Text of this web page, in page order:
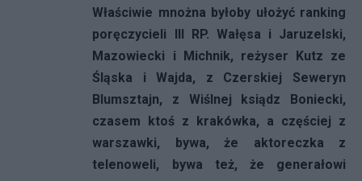
Właściwie mnożna byłoby ułożyć ranking
poręczycieli III RP. Wałęsa i Jaruzelski,
Mazowiecki i Michnik, reżyser Kutz ze
Śląska i Wajda, z Czerskiej Seweryn
Blumsztajn, z Wiślnej ksiądz Boniecki,
czasem ktoś z krakówka, a częściej z
warszawki, bywa, że aktoreczka z
telenoweli, bywa też, że generałowi